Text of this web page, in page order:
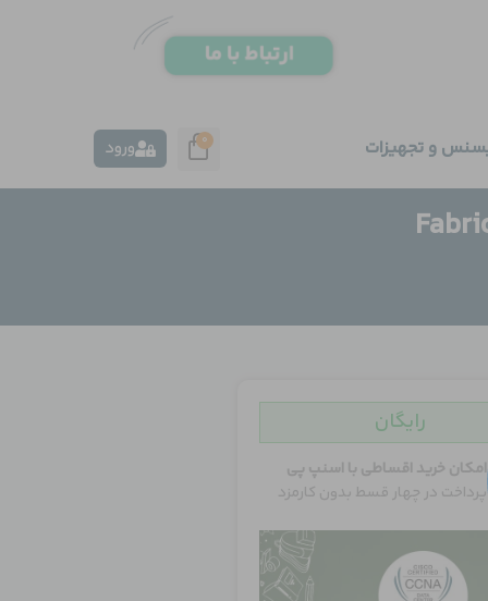
و تجهیزات 0 ورود
رایگان
امکان خرید اقساطی با اسنپ پی
پرداخت در چهار قسط بدون کارمزد